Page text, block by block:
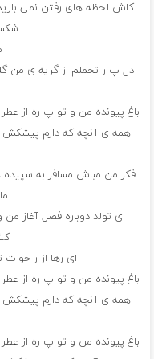
کاش لحظه های رفتن نمی
دل پ ر تحملم از گریه ی من
باغ پیونده من و تو پ ره از
همه ی آنچه که دارم پیشکش
فکر من مباش مسافر به سپیده
ای تولد دوباره فصل آغاز
ای رها از ر
باغ پیونده من و تو پ ره از
همه ی آنچه که دارم پیشکش
باغ پیونده من و تو پ ره از